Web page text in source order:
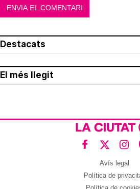
Destacats
El més llegit
Avís legal
Política de
Política de